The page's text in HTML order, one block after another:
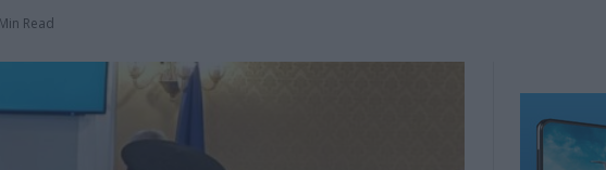
Read